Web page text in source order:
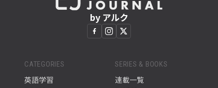
by アルク
CATEGORIES
英語学習
SERIES & BOOKS
連載一覧